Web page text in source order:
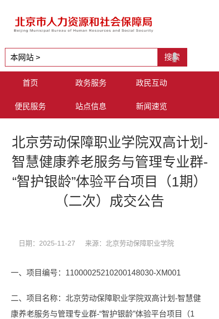
首页 政务服务 政民互动
便民服务 站点信息 新闻速览
北京劳动保障职业学院双高计划-
智慧健康养老服务与管理专业群-
“智护银龄”体验平台项目（1期）
（二次）成交公告
日期：2025-11-27 来源：北京劳动保障职业学院
一、项目编号：11000025210200148030-XM001
二、项目名称：北京劳动保障职业学院双高计划-智慧健
康养老服务与管理专业群-“智护银龄”体验平台项目（1